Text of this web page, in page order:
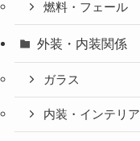
燃料・フェール
外装・内装関係
ガラス
内装・インテリア